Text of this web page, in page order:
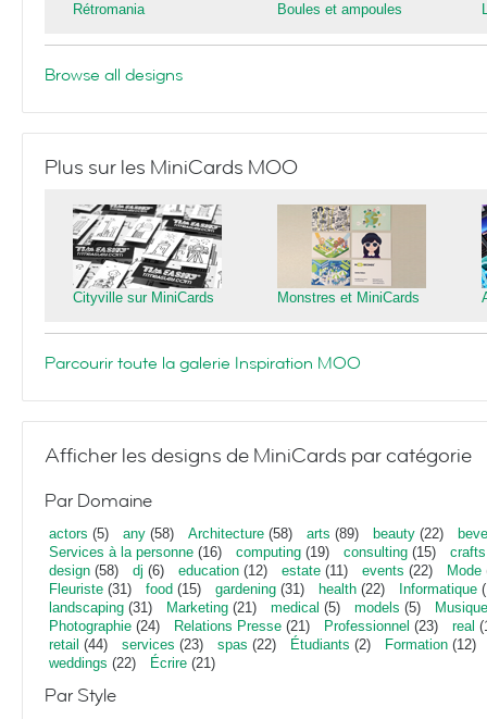
Rétromania Boules et ampoules
Browse all designs
Plus sur les MiniCards MOO
Cityville sur MiniCards Monstres et MiniCards
Parcourir toute la galerie Inspiration MOO
Afficher les designs de MiniCards par catégorie
Par Domaine
actors (5) any (58) Architecture (58) arts (89) beauty (22)
Services à la personne (16) computing (19) consulting (15) crafts
design (58) dj (6) education (12) estate (11) events (22) Mode
Fleuriste (31) food (15) gardening (31) health (22) Informatique
landscaping (31) Marketing (21) medical (5) models (5)
Photographie (24) Relations Presse (21) Professionnel (23) real
retail (44) services (23) spas (22) Étudiants (2) Formation (12)
weddings (22) Écrire (21)
Par Style